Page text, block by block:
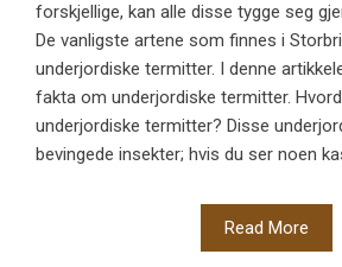
forskjellige, kan alle disse tygge seg
De vanligste artene som finnes i
underjordiske termitter. I denne
fakta om underjordiske termitter.
underjordiske termitter? Disse
bevingede insekter; hvis du ser noen
Read More